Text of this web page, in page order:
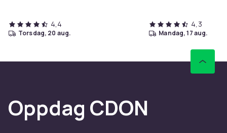
4,4
torsdag, 20 aug.
4,3
mandag, 17 aug.
Oppdag CDON